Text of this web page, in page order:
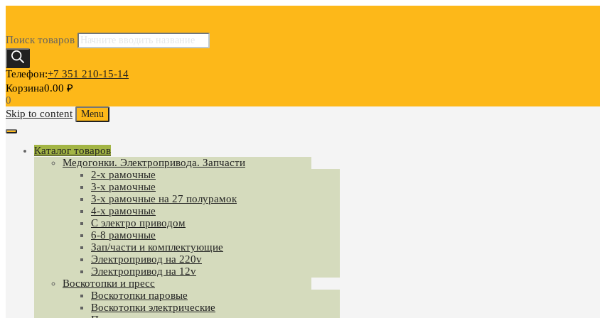
Поиск товаров
Телефон:+7 351 210-15-14
Корзина0.00 ₽
0
Skip to content
Menu
Каталог товаров
Медогонки. Электропривода. Запчасти
2-х рамочные
3-х рамочные
3-х рамочные на 27 полурамок
4-х рамочные
С электро приводом
6-8 рамочные
Зап/части и комплектующие
Электропривод на 220v
Электропривод на 12v
Воскотопки и пресс
Воскотопки паровые
Воскотопки электрические